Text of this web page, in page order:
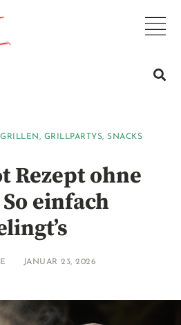
GRILLEN, GRILLPARTYS, SNACKS
Rezept ohne
einfach
JANUAR 23, 2026